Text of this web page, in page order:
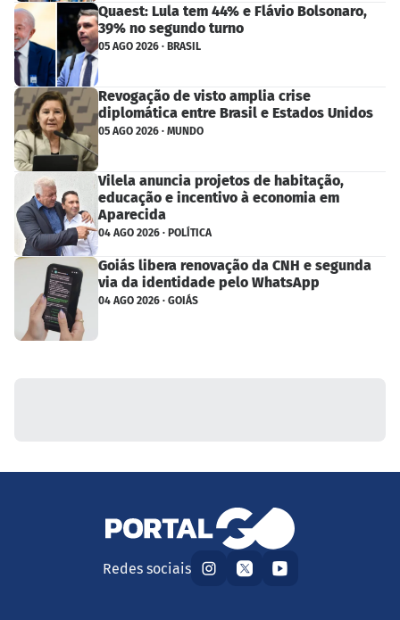
Quaest: Lula tem 44% e Flávio Bolsonaro,
39% no segundo turno
05 AGO 2026 · BRASIL
Revogação de visto amplia crise
diplomática entre Brasil e Estados Unidos
05 AGO 2026 · MUNDO
Vilela anuncia projetos de habitação,
educação e incentivo à economia em
Aparecida
04 AGO 2026 · POLÍTICA
Goiás libera renovação da CNH e segunda
via da identidade pelo WhatsApp
04 AGO 2026 · GOIÁS
Redes sociais